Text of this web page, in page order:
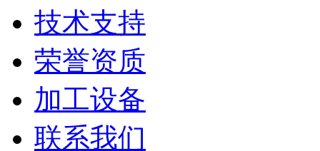
技术支持
荣誉资质
加工设备
联系我们